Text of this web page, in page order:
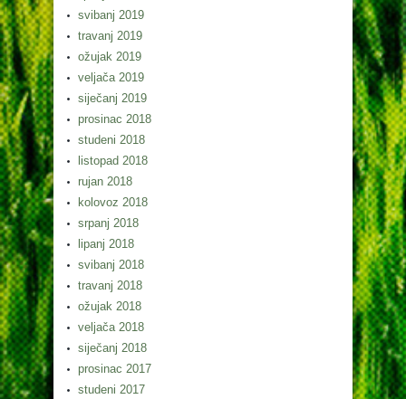
svibanj 2019
travanj 2019
ožujak 2019
veljača 2019
siječanj 2019
prosinac 2018
studeni 2018
listopad 2018
rujan 2018
kolovoz 2018
srpanj 2018
lipanj 2018
svibanj 2018
travanj 2018
ožujak 2018
veljača 2018
siječanj 2018
prosinac 2017
studeni 2017